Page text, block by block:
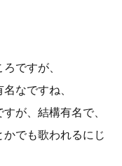
ですが、
なですね、
が、結構有名で、
でも歌われるにじ